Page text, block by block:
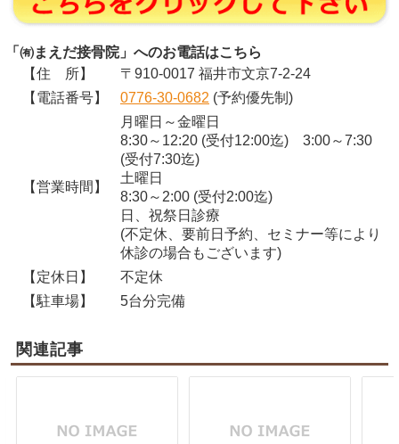
「㈲まえだ接骨院」へのお電話はこちら
【住 所】
〒910-0017 福井市文京7-2-24
【電話番号】
0776-30-0682 (予約優先制)
【営業時間】
月曜日～金曜日
8:30～12:20 (受付12:00迄) 3:00～7:30
(受付7:30迄)
土曜日
8:30～2:00 (受付2:00迄)
日、祝祭日診療
(不定休、要前日予約、セミナー等により
休診の場合もございます)
【定休日】
不定休
【駐車場】
5台分完備
関連記事